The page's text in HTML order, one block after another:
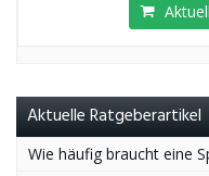
Aktuelle Ratgeberartikel
Wie häufig braucht eine